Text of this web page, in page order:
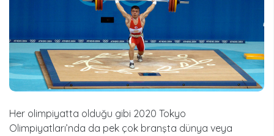
Her olimpiyatta olduğu gibi 2020 Tokyo
Olimpiyatları’nda da pek çok branşta dünya veya